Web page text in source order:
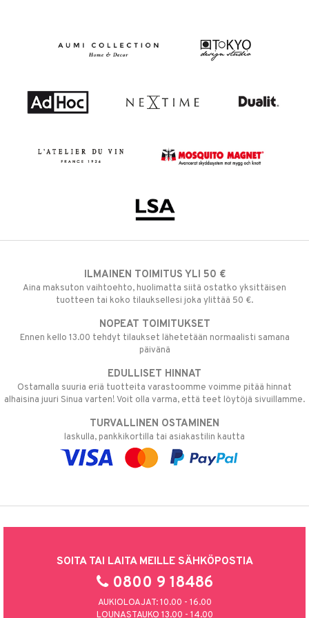
ILMAINEN TOIMITUS YLI 50 €
Aina maksuton vaihtoehto, huolimatta siitä ostatko yksittäisen
tuotteen tai koko tilauksellesi joka ylittää 50 €.
NOPEAT TOIMITUKSET
Ennen kello 13.00 tehdyt tilaukset lähetetään normaalisti samana
päivänä
EDULLISET HINNAT
Ostamalla suuria eriä tuotteita varastoomme voimme pitää hinnat
alhaisina juuri Sinua varten! Voit olla varma, että teet löytöjä sivuillamme.
TURVALLINEN OSTAMINEN
laskulla, pankkikortilla tai asiakastilin kautta
SOITA TAI LAITA MEILLE SÄHKÖPOSTIA
0800 9 18486
AUKIOLOAJAT: 10.00 - 16.00
LOUNASTAUKO 13.00 - 14.00